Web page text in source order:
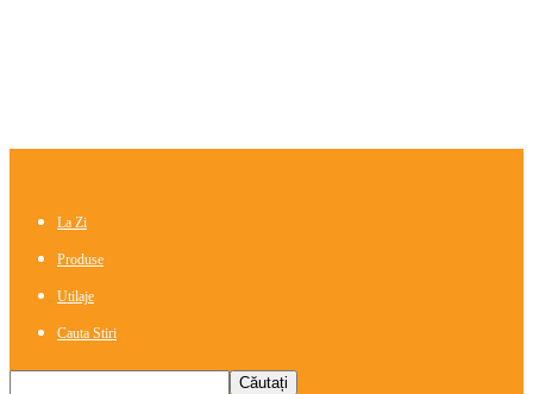
La Zi
Produse
Utilaje
Cauta Stiri